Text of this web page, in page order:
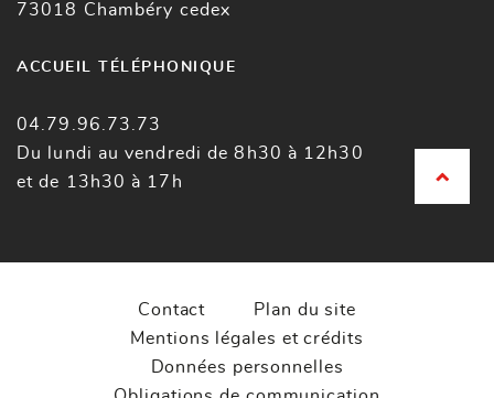
73018 Chambéry cedex
ACCUEIL TÉLÉPHONIQUE
04.79.96.73.73
Du lundi au vendredi de 8h30 à 12h30
et de 13h30 à 17h
Contact
Plan du site
Mentions légales et crédits
Données personnelles